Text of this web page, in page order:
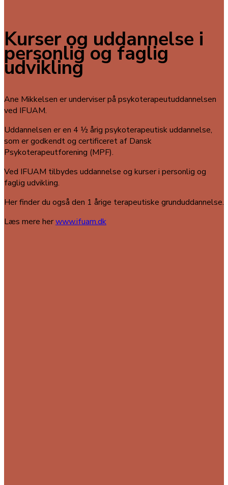
Kurser og uddannelse i
personlig og faglig
udvikling
Ane Mikkelsen er underviser på psykoterapeutuddannelsen
ved IFUAM.
Uddannelsen er en 4 ½ årig psykoterapeutisk uddannelse,
som er godkendt og certificeret af Dansk
Psykoterapeutforening (MPF).
Ved IFUAM tilbydes uddannelse og kurser i personlig og
faglig udvikling.
Her finder du også den 1 årige terapeutiske grunduddannelse.
Læs mere herwww.ifuam.dk